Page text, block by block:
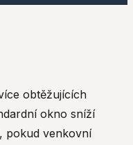
obtěžujících
okno sníží
pokud venkovní